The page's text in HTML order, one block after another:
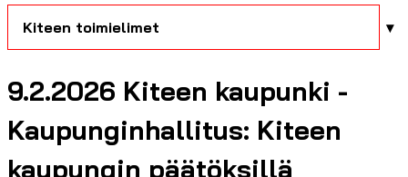
Kiteen toimielimet
9.2.2026 Kiteen kaupunki -
Kaupunginhallitus: Kiteen
kaupungin päätöksillä